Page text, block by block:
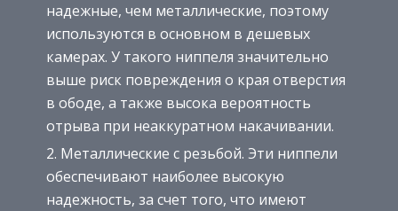
надежные, чем металлические, поэтому
используются в основном в дешевых
камерах. У такого ниппеля значительно
выше риск повреждения о края отверстия
в ободе, а также высока вероятность
отрыва при неаккуратном накачивании.
Металлические с резьбой. Эти ниппели
обеспечивают наиболее высокую
надежность, за счет того, что имеют